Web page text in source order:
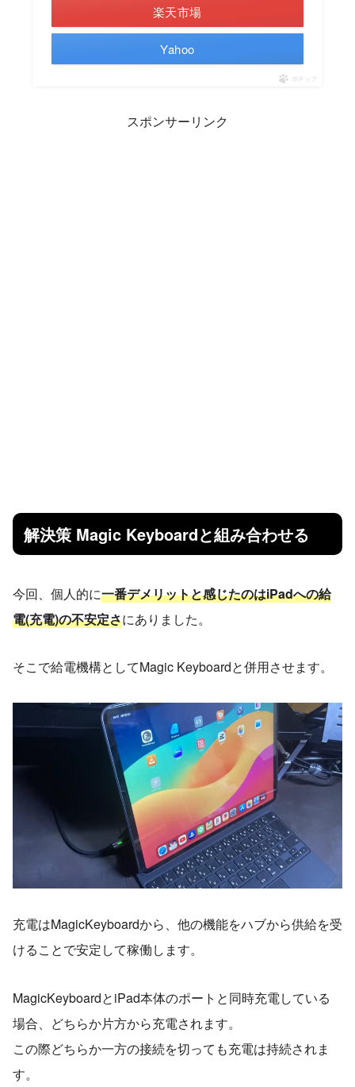
楽天市場
Yahoo
ポチップ
スポンサーリンク
解決策 Magic Keyboardと組み合わせる
今回、個人的に一番デメリットと感じたのはiPadへの給
電(充電)の不安定さにありました。
そこで給電機構としてMagic Keyboardと併用させます。
充電はMagicKeyboardから、他の機能をハブから供給を受
けることで安定して稼働します。
MagicKeyboardとiPad本体のポートと同時充電している
場合、どちらか片方から充電されます。
この際どちらか一方の接続を切っても充電は持続されま
す。